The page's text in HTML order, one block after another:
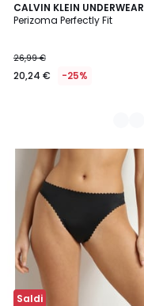
CALVIN KLEIN UNDERWEAR
Perizoma Perfectly Fit
26,99 €
20,24 € -25%
2
Colori
Saldi